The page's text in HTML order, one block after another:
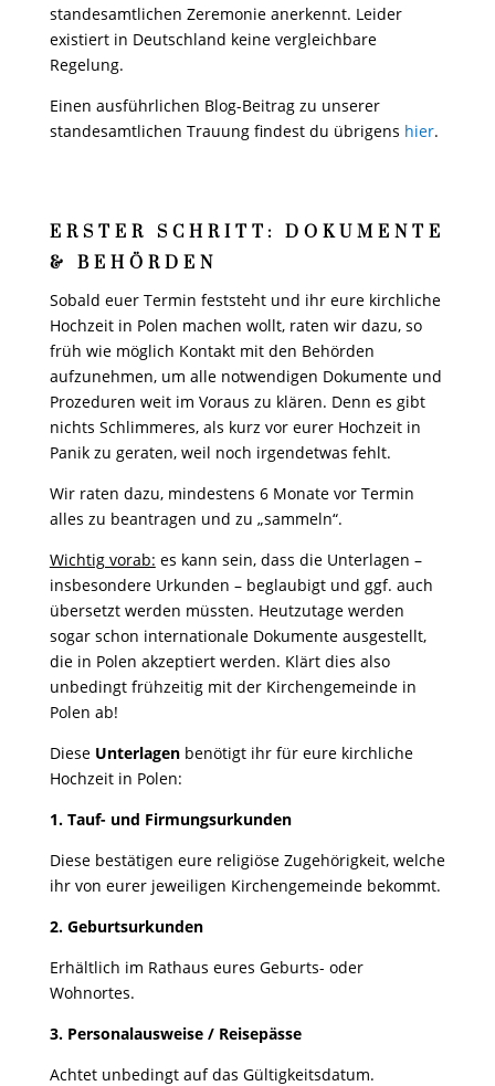
standesamtlichen Zeremonie anerkennt. Leider
existiert in Deutschland keine vergleichbare
Regelung.
Einen ausführlichen Blog-Beitrag zu unserer
standesamtlichen Trauung findest du übrigens hier.
ERSTER SCHRITT: DOKUMENTE
& BEHÖRDEN
Sobald euer Termin feststeht und ihr eure kirchliche
Hochzeit in Polen machen wollt, raten wir dazu, so
früh wie möglich Kontakt mit den Behörden
aufzunehmen, um alle notwendigen Dokumente und
Prozeduren weit im Voraus zu klären. Denn es gibt
nichts Schlimmeres, als kurz vor eurer Hochzeit in
Panik zu geraten, weil noch irgendetwas fehlt.
Wir raten dazu, mindestens 6 Monate vor Termin
alles zu beantragen und zu „sammeln“.
Wichtig vorab: es kann sein, dass die Unterlagen –
insbesondere Urkunden – beglaubigt und ggf. auch
übersetzt werden müssten. Heutzutage werden
sogar schon internationale Dokumente ausgestellt,
die in Polen akzeptiert werden. Klärt dies also
unbedingt frühzeitig mit der Kirchengemeinde in
Polen ab!
Diese Unterlagenbenötigt ihr für eure kirchliche
Hochzeit in Polen:
1. Tauf- und Firmungsurkunden
Diese bestätigen eure religiöse Zugehörigkeit, welche
ihr von eurer jeweiligen Kirchengemeinde bekommt.
2. Geburtsurkunden
Erhältlich im Rathaus eures Geburts- oder
Wohnortes.
3. Personalausweise / Reisepässe
Achtet unbedingt auf das Gültigkeitsdatum.